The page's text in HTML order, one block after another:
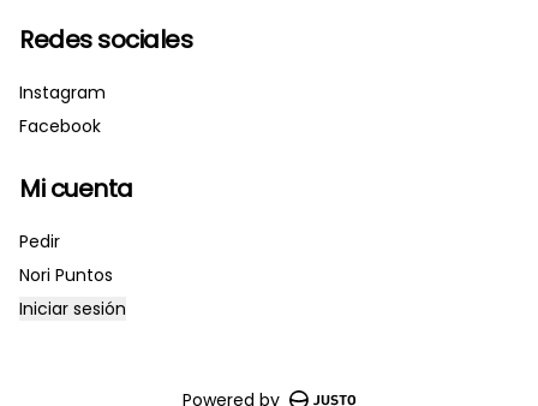
Redes sociales
Instagram
Facebook
Mi cuenta
Pedir
Nori Puntos
Iniciar sesión
Powered by